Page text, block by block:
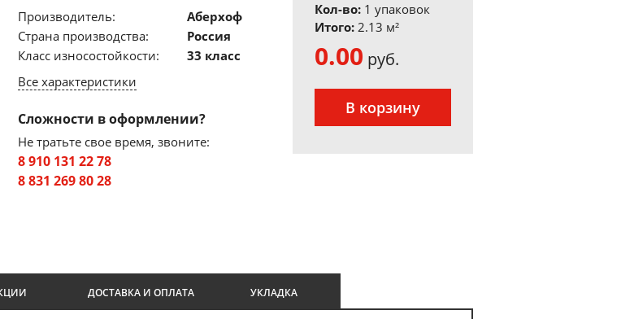
Производитель:
Аберхоф
Страна производства:
Россия
Класс износостойкости:
33 класс
Все характеристики
Сложности в оформлении?
Не тратьте свое время, звоните:
8 910 131 22 78
8 831 269 80 28
Кол-во: 1 упаковок
Итого: 2.13 м²
0.00 руб.
В корзину
ДОСТАВКА И ОПЛАТА УКЛАДКА